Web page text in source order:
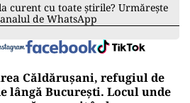
curent cu toate știrile? Urmărește
de WhatsApp
Căldărușani, refugiul de
lângă București. Locul unde